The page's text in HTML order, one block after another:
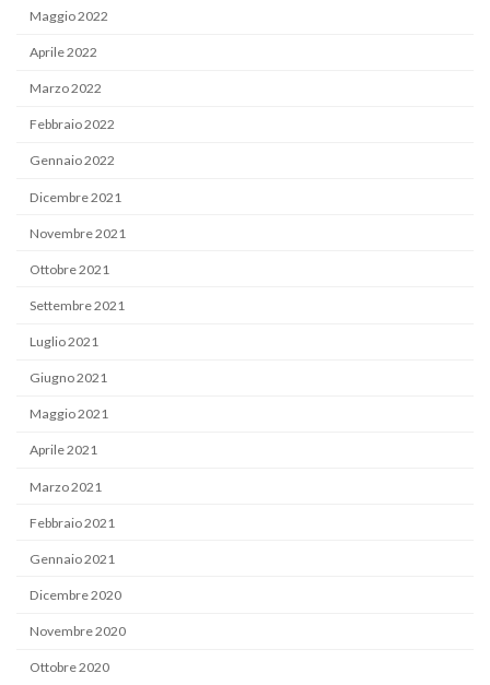
Maggio 2022
Aprile 2022
Marzo 2022
Febbraio 2022
Gennaio 2022
Dicembre 2021
Novembre 2021
Ottobre 2021
Settembre 2021
Luglio 2021
Giugno 2021
Maggio 2021
Aprile 2021
Marzo 2021
Febbraio 2021
Gennaio 2021
Dicembre 2020
Novembre 2020
Ottobre 2020